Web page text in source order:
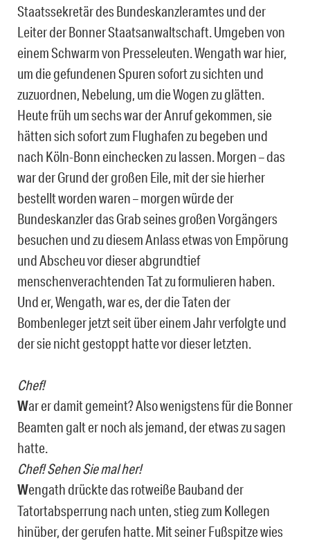
Staatssekretär des Bundeskanzleramtes und der
Leiter der Bonner Staatsanwaltschaft. Umgeben von
einem Schwarm von Presseleuten. Wengath war hier,
um die gefundenen Spuren sofort zu sichten und
zuzuordnen, Nebelung, um die Wogen zu glätten.
Heute früh um sechs war der Anruf gekommen, sie
hätten sich sofort zum Flughafen zu begeben und
nach Köln-Bonn einchecken zu lassen. Morgen – das
war der Grund der großen Eile, mit der sie hierher
bestellt worden waren – morgen würde der
Bundeskanzler das Grab seines großen Vorgängers
besuchen und zu diesem Anlass etwas von Empörung
und Abscheu vor dieser abgrundtief
menschenverachtenden Tat zu formulieren haben.
Und er, Wengath, war es, der die Taten der
Bombenleger jetzt seit über einem Jahr verfolgte und
der sie nicht gestoppt hatte vor dieser letzten.
Chef!
War er damit gemeint? Also wenigstens für die Bonner
Beamten galt er noch als jemand, der etwas zu sagen
hatte.
Chef! Sehen Sie mal her!
Wengath drückte das rotweiße Bauband der
Tatortabsperrung nach unten, stieg zum Kollegen
hinüber, der gerufen hatte. Mit seiner Fußspitze wies